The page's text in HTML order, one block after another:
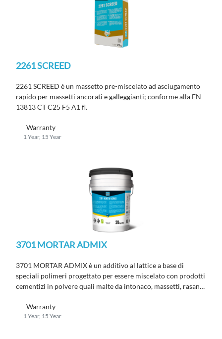
2261 SCREED
2261 SCREED è un massetto pre-miscelato ad asciugamento
rapido per massetti ancorati e galleggianti; conforme alla EN
13813 CT C25 F5 A1 fl.
Warranty
1 Year, 15 Year
3701 MORTAR ADMIX
3701 MORTAR ADMIX è un additivo al lattice a base di
speciali polimeri progettato per essere miscelato con prodotti
cementizi in polvere quali malte da intonaco, massetti, rasanti
Warranty
1 Year, 15 Year